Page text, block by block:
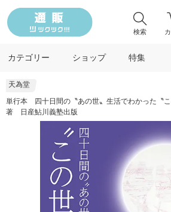
検索
カテゴリー ショップ 特集
天為堂
単行本 四十日間の〝あの世〟生活でわかった〝
著 日産鮎川義塾出版